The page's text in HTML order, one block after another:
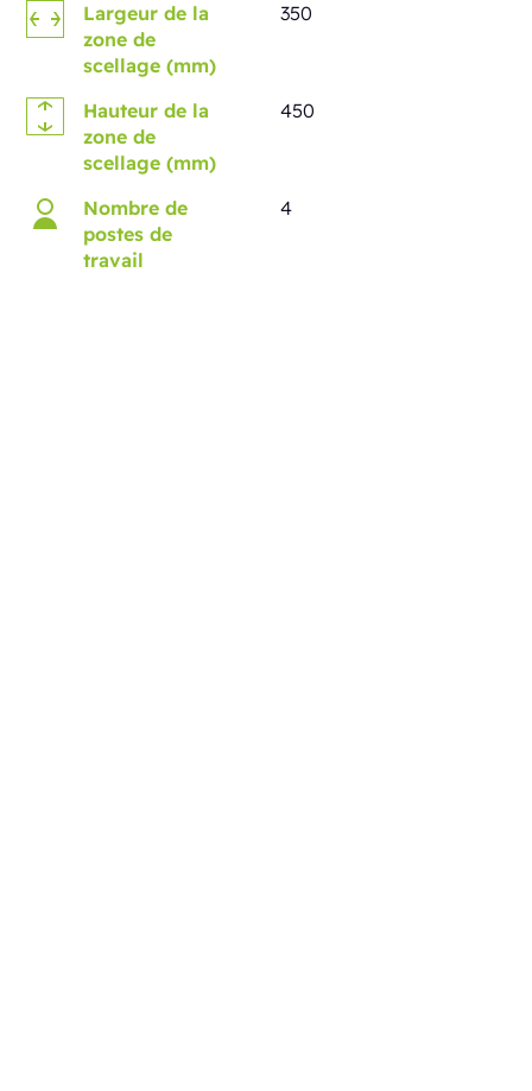
Largeur de la
zone de
scellage (mm)
350
Hauteur de la
zone de
scellage (mm)
450
Nombre de
postes de
travail
4